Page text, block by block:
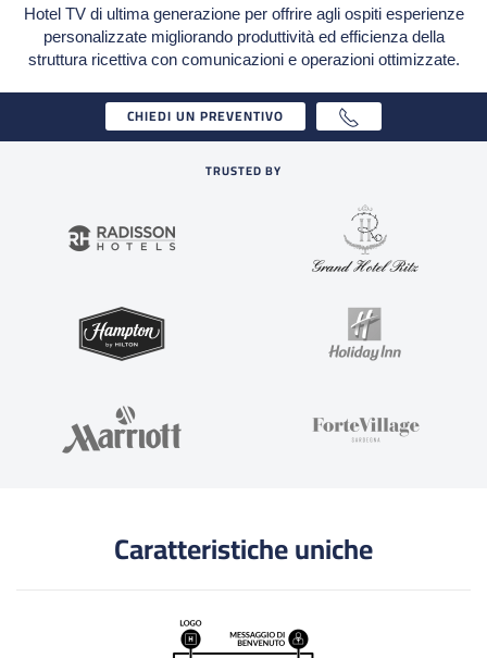
Hotel TV di ultima generazione per offrire agli ospiti esperienze
personalizzate migliorando produttività ed efficienza della
struttura ricettiva con comunicazioni e operazioni ottimizzate.
CHIEDI UN PREVENTIVO
TRUSTED BY
Caratteristiche uniche